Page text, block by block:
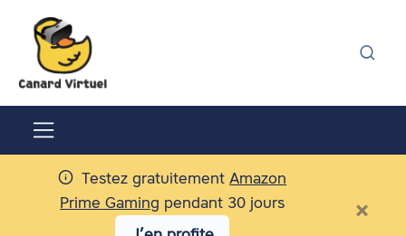
Testez gratuitementAmazon
Prime Gaming pendant 30 jours
×